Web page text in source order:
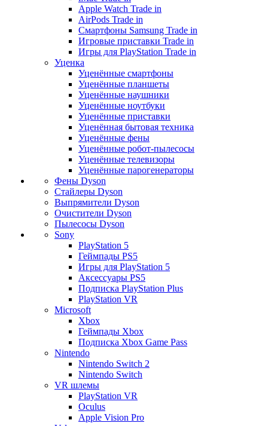
Apple Watch Trade in
AirPods Trade in
Смартфоны Samsung Trade in
Игровые приставки Trade in
Игры для PlayStation Trade in
Уценка
Уценённые смартфоны
Уценённые планшеты
Уценённые наушники
Уценённые ноутбуки
Уценённые приставки
Уценённая бытовая техника
Уценённые фены
Уценённые робот-пылесосы
Уценённые телевизоры
Уценённые парогенераторы
Фены Dyson
Стайлеры Dyson
Выпрямители Dyson
Очистители Dyson
Пылесосы Dyson
Sony
PlayStation 5
Геймпады PS5
Игры для PlayStation 5
Аксессуары PS5
Подписка PlayStation Plus
PlayStation VR
Microsoft
Xbox
Геймпады Xbox
Подписка Xbox Game Pass
Nintendo
Nintendo Switch 2
Nintendo Switch
VR шлемы
PlayStation VR
Oculus
Apple Vision Pro